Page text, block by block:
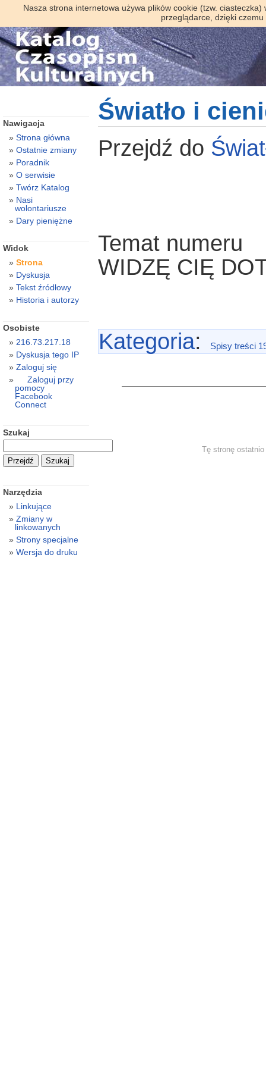
Nasza strona internetowa używa plików cookie (tzw.
przeglądarce, dzięki
Światło i
Przejdź do
Temat numeru
WIDZĘ CIĘ
Kategoria: Spisy treści
Nawigacja
Strona główna
Ostatnie zmiany
Poradnik
O serwisie
Twórz Katalog
Nasi
wolontariusze
Dary pieniężne
Widok
Strona
Dyskusja
Tekst źródłowy
Historia i autorzy
Osobiste
216.73.217.18
Dyskusja tego IP
Zaloguj się
Zaloguj przy
pomocy
Facebook
Connect
Szukaj
Narzędzia
Linkujące
Zmiany w
linkowanych
Strony specjalne
Wersja do druku
Tę stronę